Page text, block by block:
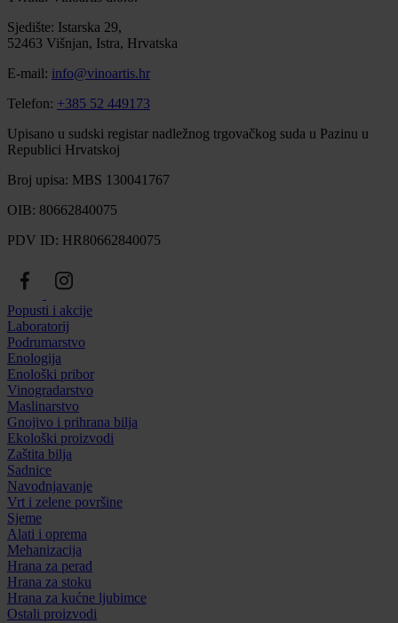
Sjedište: Istarska 29,
52463 Višnjan, Istra, Hrvatska
E-mail: info@vinoartis.hr
Telefon: +385 52 449173
Upisano u sudski registar nadležnog trgovačkog suda u Pazinu u
Republici Hrvatskoj
Broj upisa: MBS 130041767
OIB: 80662840075
PDV ID: HR80662840075
Popusti i akcije
Laboratorij
Podrumarstvo
Enologija
Enološki pribor
Vinogradarstvo
Maslinarstvo
Gnojivo i prihrana bilja
Ekološki proizvodi
Zaštita bilja
Sadnice
Navodnjavanje
Vrt i zelene površine
Sjeme
Alati i oprema
Mehanizacija
Hrana za perad
Hrana za stoku
Hrana za kućne ljubimce
Ostali proizvodi